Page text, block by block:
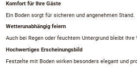
Komfort für Ihre Gäste
Ein Boden sorgt für sicheren und angenehmen Stand.
Wetterunabhängig feiern
Auch bei Regen oder feuchtem Untergrund bleibt Ihre
Hochwertiges Erscheinungsbild
Festzelte mit Boden wirken besonders elegant und